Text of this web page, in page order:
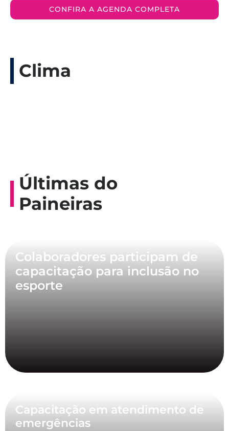
CONFIRA A AGENDA COMPLETA
Clima
Últimas do
Paineiras
Colaboradores participam de
capacitação para inclusão no
esporte
Capacitação em atendimento de
emergências